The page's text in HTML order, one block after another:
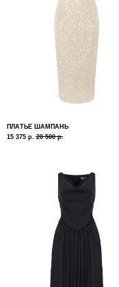
ПЛАТЬЕ ШАМПАНЬ
15 375 р. 20 500 р.
ДАРИМ БОНУС 2 000₽ ЗА
Подпишитесь на нашу рассылку,
письма о новинках и акциях